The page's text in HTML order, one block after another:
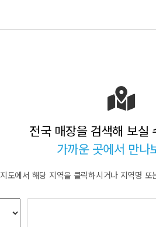
전국 매장을 검색해 보실
가까운 곳에서 만나
지도에서 해당 지역을 클릭하시거나 지역명 또